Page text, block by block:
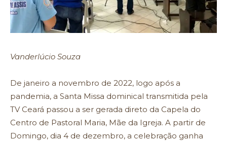
Vanderlúcio Souza
De janeiro a novembro de 2022, logo após a
pandemia, a Santa Missa dominical transmitida pela
TV Ceará passou a ser gerada direto da Capela do
Centro de Pastoral Maria, Mãe da Igreja. A partir de
Domingo, dia 4 de dezembro, a celebração ganha